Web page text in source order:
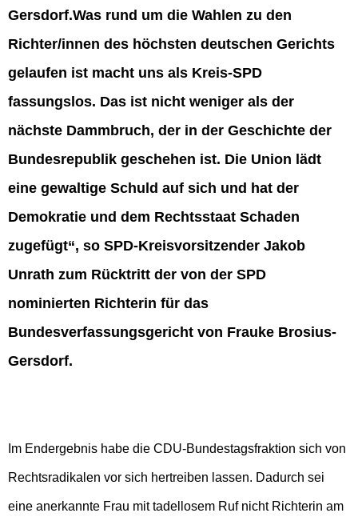
Gersdorf.Was rund um die Wahlen zu den
Richter/innen des höchsten deutschen Gerichts
gelaufen ist macht uns als Kreis-SPD
fassungslos. Das ist nicht weniger als der
nächste Dammbruch, der in der Geschichte der
Bundesrepublik geschehen ist. Die Union lädt
eine gewaltige Schuld auf sich und hat der
Demokratie und dem Rechtsstaat Schaden
zugefügt“, so SPD-Kreisvorsitzender Jakob
Unrath zum Rücktritt der von der SPD
nominierten Richterin für das
Bundesverfassungsgericht von Frauke Brosius-
Gersdorf.
Im Endergebnis habe die CDU-Bundestagsfraktion sich von
Rechtsradikalen vor sich hertreiben lassen. Dadurch sei
eine anerkannte Frau mit tadellosem Ruf nicht Richterin am